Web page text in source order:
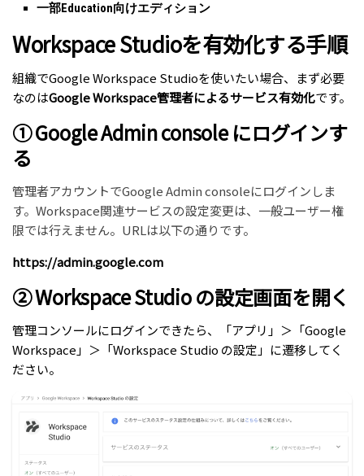
一部Education向けエディション
Workspace Studioを有効化する手順
組織でGoogle Workspace Studioを使いたい場合、まず必要
なのはGoogle Workspace管理者によるサービス有効化です。
① Google Admin console にログインす
る
管理者アカウントでGoogle Admin consoleにログインしま
す。Workspace関連サービスの設定変更は、一般ユーザー権
限では行えません。URLは以下の通りです。
https://admin.google.com
② Workspace Studio の設定画面を開く
管理コンソールにログインできたら、「アプリ」＞「Google
Workspace」＞「Workspace Studio の設定」に遷移してく
ださい。